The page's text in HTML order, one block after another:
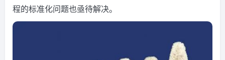
程的标准化问题也亟待解决。